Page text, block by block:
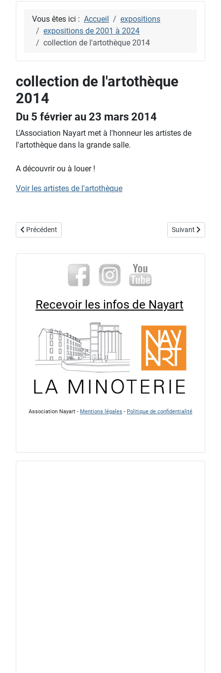
Vous êtes ici : Accueil
expositions
expositions de 2001 à 2024
collection de l'artothèque 2014
collection de l'artothèque
2014
Du 5 février au 23 mars 2014
L'Association Nayart met à l'honneur les artistes de
l'artothèque dans la grande salle.
A découvrir ou à louer !
Voir les artistes de l'artothèque
Article précédent : exposition « paysage, paysages »
Précédent Article suivant :
Suivant
Recevoir les infos de Nayart
Association Nayart - Mentions légales - Politique de confidentialité